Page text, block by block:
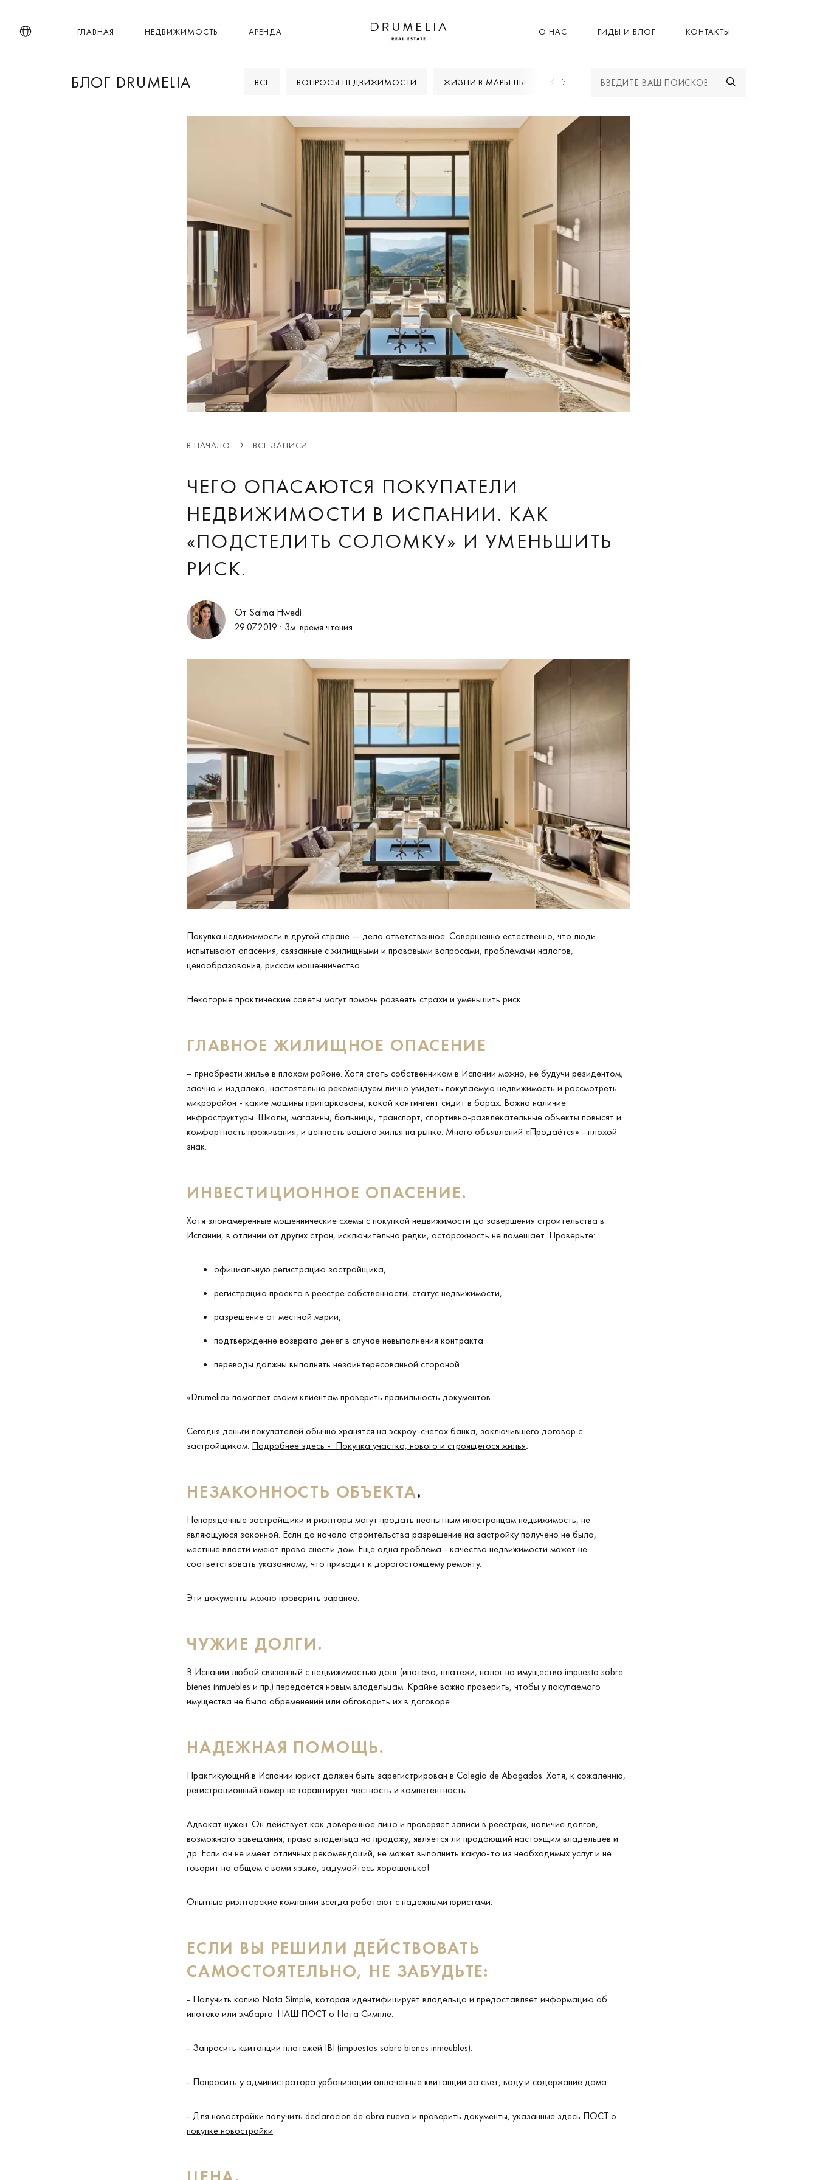
ГЛАВНАЯ НЕДВИЖИМОСТЬ АРЕНДА О НАС ГИДЫ И БЛОГ КОНТАКТЫ
БЛОГ DRUMELIA ВСЕ ВОПРОСЫ НЕДВИЖИМОСТИ ЖИЗНИ В МАРБЕЛЬЕ НОВОСТИ DRUMELIA
В НАЧАЛО ВСЕ ЗАПИСИ
ЧЕГО ОПАСАЮТСЯ ПОКУПАТЕЛИ
НЕДВИЖИМОСТИ В ИСПАНИИ. КАК
«ПОДСТЕЛИТЬ СОЛОМКУ» И УМЕНЬШИТЬ
РИСК.
От Salma Hwedi
29.07.2019 · 3м. время чтения
Покупка недвижимости в другой стране — дело ответственное. Совершенно естественно, что люди
испытывают опасения, связанные с жилищными и правовыми вопросами, проблемами налогов,
ценообразования, риском мошенничества.
Некоторые практические советы могут помочь развеять страхи и уменьшить риск.
ГЛАВНОЕ ЖИЛИЩНОЕ ОПАСЕНИЕ
– приобрести жильё в плохом районе. Хотя стать собственником в Испании можно, не будучи резидентом,
заочно и издалека, настоятельно рекомендуем лично увидеть покупаемую недвижимость и рассмотреть
микрорайон - какие машины припаркованы, какой контингент сидит в барах. Важно наличие
инфраструктуры. Школы, магазины, больницы, транспорт, спортивно-развлекательные объекты повысят и
комфортность проживания, и ценность вашего жилья на рынке. Много объявлений «Продаётся» - плохой
знак.
ИНВЕСТИЦИОННОЕ ОПАСЕНИЕ.
Хотя злонамеренные мошеннические схемы с покупкой недвижимости до завершения строительства в
Испании, в отличии от других стран, исключительно редки, осторожность не помешает. Проверьте:
официальную регистрацию застройщика,
регистрацию проекта в реестре собственности, статус недвижимости,
разрешение от местной мэрии,
подтверждение возврата денег в случае невыполнения контракта
переводы должны выполнять незаинтересованной стороной.
«Drumelia» помогает своим клиентам проверить правильность документов.
Сегодня деньги покупателей обычно хранятся на эскроу-счетах банка, заключившего договор с
застройщиком. Подробнее здесь - Покупка участка, нового и строящегося жилья.
НЕЗАКОННОСТЬ ОБЪЕКТА.
Непорядочные застройщики и риэлторы могут продать неопытным иностранцам недвижимость, не
являющуюся законной. Если до начала строительства разрешение на застройку получено не было,
местные власти имеют право снести дом. Еще одна проблема - качество недвижимости может не
соответствовать указанному, что приводит к дорогостоящему ремонту.
Эти документы можно проверить заранее.
ЧУЖИЕ ДОЛГИ.
В Испании любой связанный с недвижимостью долг (ипотека, платежи, налог на имущество impuesto sobre
bienes inmuebles и пр.) передается новым владельцам. Крайне важно проверить, чтобы у покупаемого
имущества не было обременений или обговорить их в договоре.
НАДЕЖНАЯ ПОМОЩЬ.
Практикующий в Испании юрист должен быть зарегистрирован в Colegio de Abogados. Хотя, к сожалению,
регистрационный номер не гарантирует честность и компетентность.
Адвокат нужен. Он действует как доверенное лицо и проверяет записи в реестрах, наличие долгов,
возможного завещания, право владельца на продажу, является ли продающий настоящим владельцев и
др. Если он не имеет отличных рекомендаций, не может выполнить какую-то из необходимых услуг и не
говорит на общем с вами языке, задумайтесь хорошенько!
Опытные риэлторские компании всегда работают с надежными юристами.
ЕСЛИ ВЫ РЕШИЛИ ДЕЙСТВОВАТЬ
САМОСТОЯТЕЛЬНО, НЕ ЗАБУДЬТЕ:
- Получить копию Nota Simple, которая идентифицирует владельца и предоставляет информацию об
ипотеке или эмбарго. НАШ ПОСТ о Нота Симпле.
- Запросить квитанции платежей IBI (impuestos sobre bienes inmeubles).
- Попросить у администратора урбанизации оплаченные квитанции за свет, воду и содержание дома.
- Для новостройки получить declaracion de obra nueva и проверить документы, указанные здесь ПОСТ о
покупке новостройки